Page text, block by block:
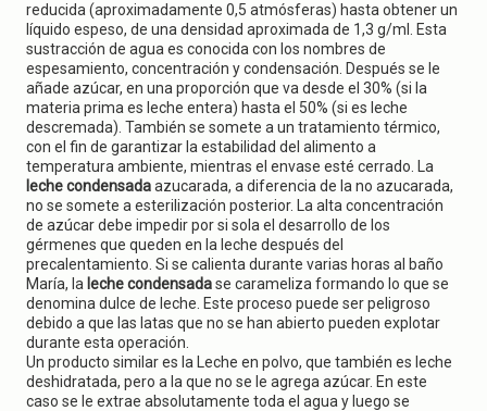
reducida (aproximadamente 0,5 atmósferas) hasta obtener un
líquido espeso, de una densidad aproximada de 1,3 g/ml. Esta
sustracción de agua es conocida con los nombres de
espesamiento, concentración y condensación. Después se le
añade azúcar, en una proporción que va desde el 30% (si la
materia prima es leche entera) hasta el 50% (si es leche
descremada). También se somete a un tratamiento térmico,
con el fin de garantizar la estabilidad del alimento a
temperatura ambiente, mientras el envase esté cerrado. La
leche condensadaazucarada, a diferencia de la no azucarada,
no se somete a esterilización posterior. La alta concentración
de azúcar debe impedir por si sola el desarrollo de los
gérmenes que queden en la leche después del
precalentamiento. Si se calienta durante varias horas al baño
María, la leche condensadase carameliza formando lo que se
denomina dulce de leche. Este proceso puede ser peligroso
debido a que las latas que no se han abierto pueden explotar
durante esta operación.
Un producto similar es la Leche en polvo, que también es leche
deshidratada, pero a la que no se le agrega azúcar. En este
caso se le extrae absolutamente toda el agua y luego se